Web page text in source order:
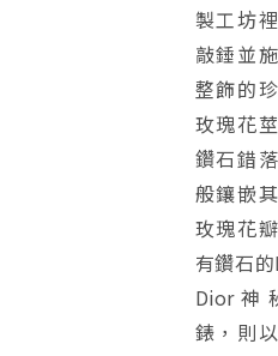
製工坊
敲錘並
整飾的
玫瑰花
鑽石錯
般鑲嵌
玫瑰花
有鑽石
Dior神
錶，則